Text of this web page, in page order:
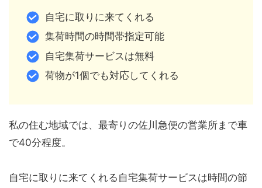
自宅に取りに来てくれる
集荷時間の時間帯指定可能
自宅集荷サービスは無料
荷物が1個でも対応してくれる
私の住む地域では、最寄りの佐川急便の営業所まで車
で40分程度。
自宅に取りに来てくれる自宅集荷サービスは時間の節